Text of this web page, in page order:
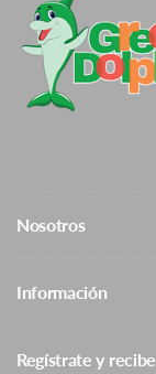
Nosotros
Información
Regístrate y